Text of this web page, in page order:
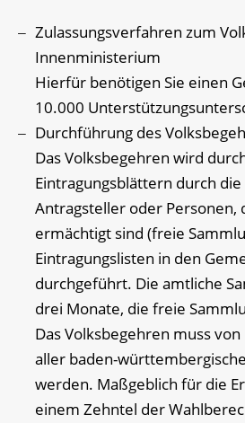
Zulassungsverfahren zum
Innenministerium
Hierfür benötigen Sie einen
10.000
Durchführung des
Das Volksbegehren wird
Eintragungsblättern durch
Antragsteller oder Personen,
ermächtigt sind (freie
Eintragungslisten in den
durchgeführt. Die amtliche
drei Monate, die freie
Das Volksbegehren muss
aller baden-
werden. Maßgeblich für die
einem Zehntel der